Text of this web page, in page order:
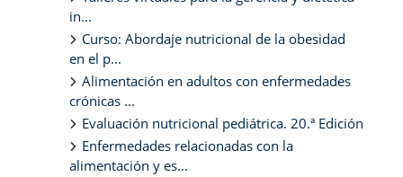
in...
Curso: Abordaje nutricional de la obesidad
en el p...
Alimentación en adultos con enfermedades
crónicas ...
Evaluación nutricional pediátrica. 20.ª Edición
Enfermedades relacionadas con la
alimentación y es...